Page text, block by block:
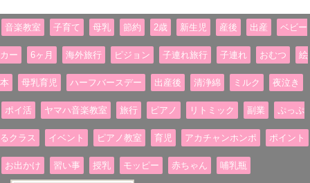
音楽教室 子育て 母乳 節約 2歳 新生児 産後 出産 ベビー
カー 6ヶ月 海外旅行 ピジョン 子連れ旅行 子連れ おむつ 絵
本 母乳育児 ハーフバースデー 出産後 清浄綿 ミルク 夜泣き
ポイ活 ヤマハ音楽教室 旅行 ピアノ リトミック 副業 ぷっぷ
るクラス イベント ピアノ教室 育児 アカチャンホンポ ポイント
お出かけ 習い事 授乳 モッピー 赤ちゃん 哺乳瓶